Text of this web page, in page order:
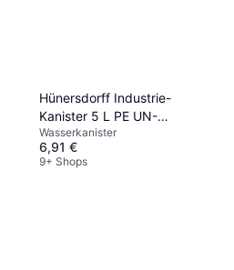
Hünersdorff Industrie-
Kanister 5 L PE UN-
Zulassung 426201
Wasserkanister
6,91 €
9+ Shops